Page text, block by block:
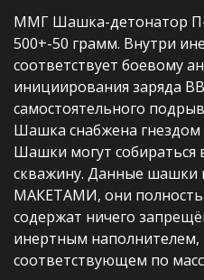
ММГ Шашка-детонатор П-
500+-50 грамм. Внутри
соответствует боевому
инициирования заряда
самостоятельного
Шашка снабжена гнездом
Шашки могут собираться
скважину. Данные шашки
МАКЕТАМИ, они
содержат ничего
инертным
соответствующем по